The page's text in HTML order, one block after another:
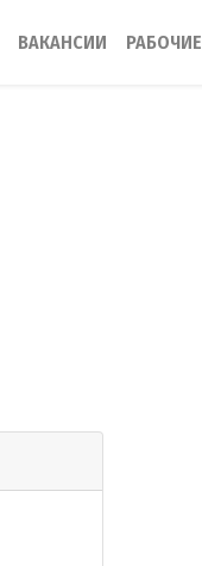
ВАКАНСИИ РАБОЧИЕ